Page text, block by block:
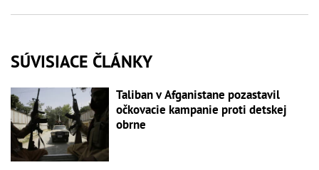
SÚVISIACE ČLÁNKY
Taliban v Afganistane pozastavil
očkovacie kampanie proti detskej
obrne